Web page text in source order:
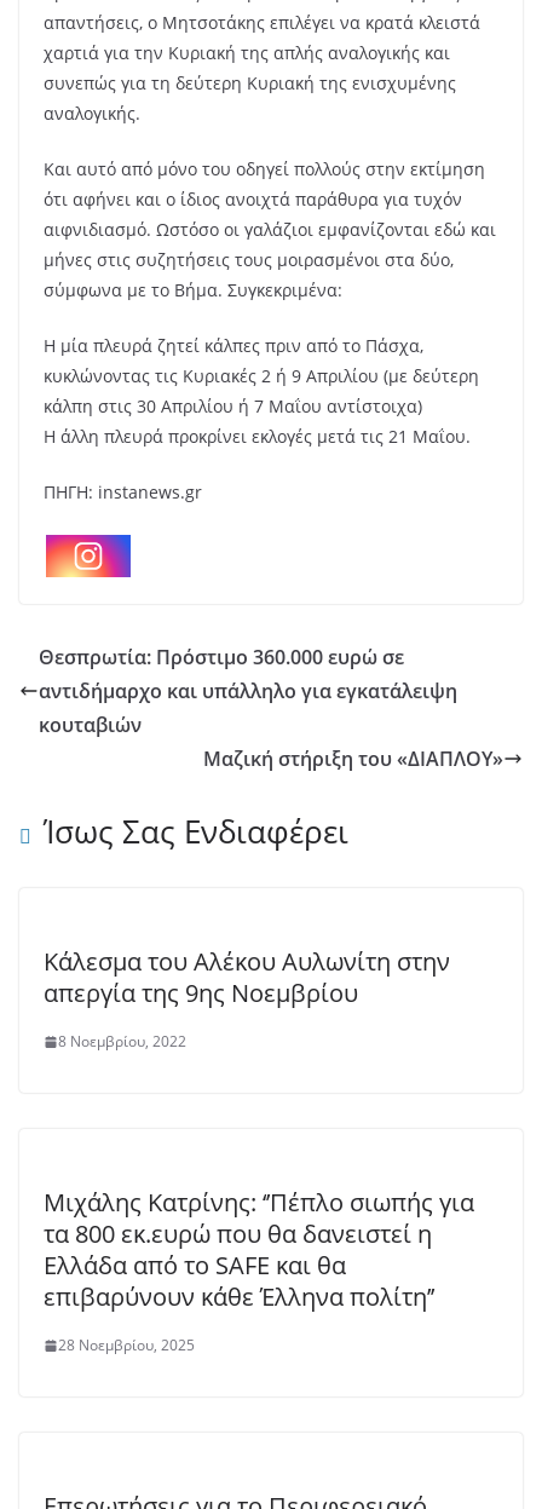
απαντήσεις, ο Μητσοτάκης επιλέγει να κρατά κλειστά
χαρτιά για την Κυριακή της απλής αναλογικής και
συνεπώς για τη δεύτερη Κυριακή της ενισχυμένης
αναλογικής.
Και αυτό από μόνο του οδηγεί πολλούς στην εκτίμηση
ότι αφήνει και ο ίδιος ανοιχτά παράθυρα για τυχόν
αιφνιδιασμό. Ωστόσο οι γαλάζιοι εμφανίζονται εδώ και
μήνες στις συζητήσεις τους μοιρασμένοι στα δύο,
σύμφωνα με το Βήμα. Συγκεκριμένα:
Η μία πλευρά ζητεί κάλπες πριν από το Πάσχα,
κυκλώνοντας τις Κυριακές 2 ή 9 Απριλίου (με δεύτερη
κάλπη στις 30 Απριλίου ή 7 Μαΐου αντίστοιχα)
Η άλλη πλευρά προκρίνει εκλογές μετά τις 21 Μαΐου.
ΠΗΓΗ: instanews.gr
Θεσπρωτία: Πρόστιμο 360.000 ευρώ σε
αντιδήμαρχο και υπάλληλο για εγκατάλειψη
κουταβιών
Μαζική στήριξη του «ΔΙΑΠΛΟΥ»
Ίσως Σας Ενδιαφέρει
Κάλεσμα του Αλέκου Αυλωνίτη στην
απεργία της 9ης Νοεμβρίου
8 Νοεμβρίου, 2022
Μιχάλης Κατρίνης: ‘’Πέπλο σιωπής για
τα 800 εκ.ευρώ που θα δανειστεί η
Ελλάδα από το SAFE και θα
επιβαρύνουν κάθε Έλληνα πολίτη’’
28 Νοεμβρίου, 2025